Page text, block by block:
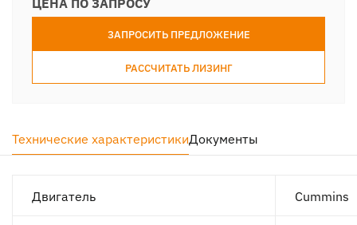
ЗАПРОСИТЬ ПРЕДЛОЖЕНИЕ
РАССЧИТАТЬ ЛИЗИНГ
Технические характеристикиДокументы
Двигатель Cummins